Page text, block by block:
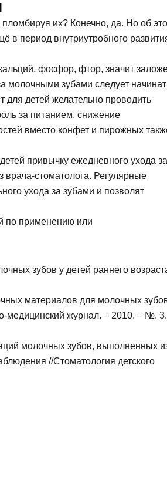
их? Конечно, да. Но об
в период внутриутробного
фосфор, фтор, значит
молочными зубами следует
для детей желательно проводить
за питанием, снижение
вместо конфет и пирожных
привычку ежедневного ухода за
стоматолога. Регулярные
ухода за зубами и позволят
по применению или
зубов у детей раннего
материалов для молочных
медицинский журнал. – 2010. – №.
молочных зубов, выполненных
//Стоматология детского
прием
отправлена!
с вами в ближайшее время